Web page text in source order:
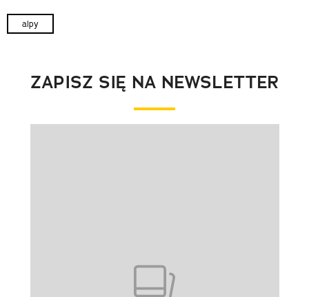
alpy
ZAPISZ SIĘ NA NEWSLETTER